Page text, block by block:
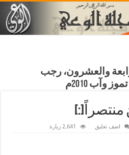
، السنة الرابعة والعشرون، رجب
اضف تعليق 2,641 زيارة